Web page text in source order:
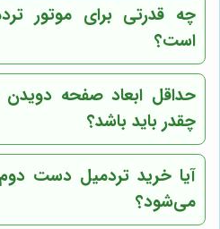
چه قدرتی برای موتور
است؟
حداقل ابعاد صفحه دویدن
چقدر باید باشد؟
آیا خرید تردمیل دست
می‌شود؟